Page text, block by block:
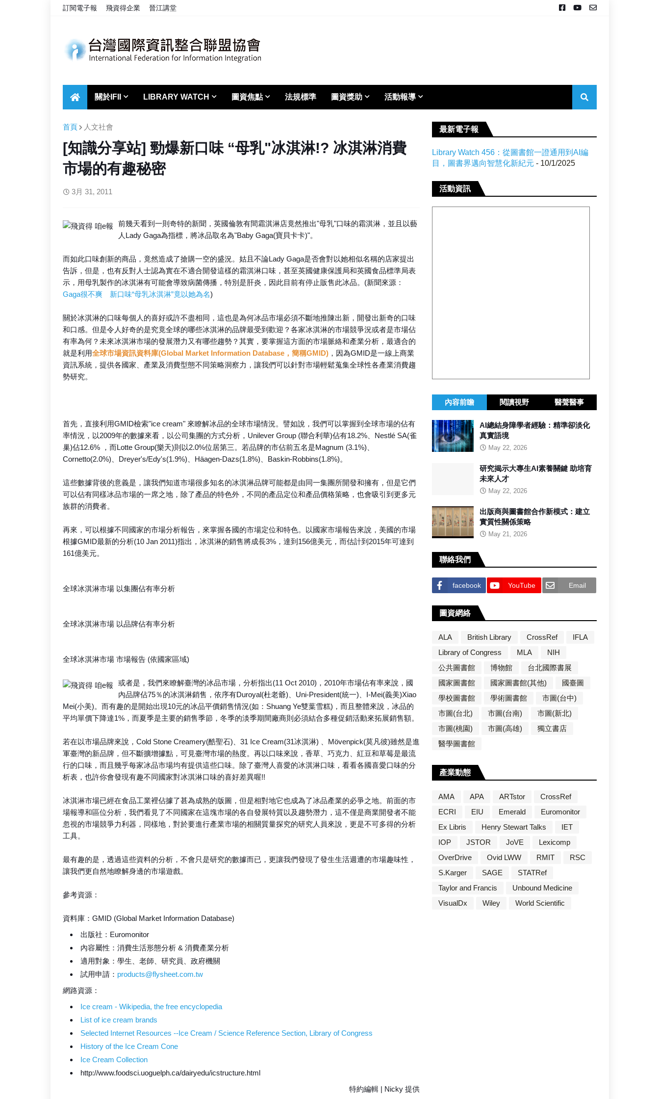
訂閱電子報 飛資得企業 晉江講堂
關於IFII LIBRARY WATCH 圖資焦點 法規標準 圖資獎助 活動報導
首頁 人文社會
[知識分享站] 勁爆新口味 “母乳"冰淇淋!? 冰淇淋消費
市場的有趣秘密
3月 31, 2011
前幾天看到一則奇特的新聞，英國倫敦有間霜淇淋店竟然推出"母乳"口味的霜淇淋，並且以藝
人Lady Gaga為指標，將冰品取名為"Baby Gaga(寶貝卡卡)"。
而如此口味創新的商品，竟然造成了搶購一空的盛況。姑且不論Lady Gaga是否會對以她相似名稱的店家提出
告訴，但是，也有反對人士認為實在不適合開發這樣的霜淇淋口味，甚至英國健康保護局和英國食品標準局表
示，用母乳製作的冰淇淋有可能會導致病菌傳播，特別是肝炎，因此目前有停止販售此冰品。(新聞來源：
Gaga很不爽 新口味“母乳冰淇淋”竟以她為名)
關於冰淇淋的口味每個人的喜好或許不盡相同，這也是為何冰品市場必須不斷地推陳出新，開發出新奇的口味
和口感。但是令人好奇的是究竟全球的哪些冰淇淋的品牌最受到歡迎？各家冰淇淋的市場競爭況或者是市場佔
有率為何？未來冰淇淋市場的發展潛力又有哪些趨勢？其實，要掌握這方面的市場脈絡和產業分析，最適合的
就是利用全球市場資訊資料庫(Global Market Information Database，簡稱GMID)，因為GMID是一線上商業
資訊系統，提供各國家、產業及消費型態不同策略洞察力，讓我們可以針對市場輕鬆蒐集全球性各產業消費趨
勢研究。
首先，直接利用GMID檢索"ice cream" 來瞭解冰品的全球市場情況。譬如說，我們可以掌握到全球市場的佔有
率情況，以2009年的數據來看，以公司集團的方式分析，Unilever Group (聯合利華)佔有18.2%、Nestlé SA(雀
巢)佔12.6% ，而Lotte Group(樂天)則以2.0%位居第三。若品牌的市佔前五名是Magnum (3.1%)、
Cornetto(2.0%)、Dreyer's/Edy's(1.9%)、Häagen-Dazs(1.8%)、Baskin-Robbins(1.8%)。
這些數據背後的意義是，讓我們知道市場很多知名的冰淇淋品牌可能都是由同一集團所開發和擁有，但是它們
可以佔有同樣冰品市場的一席之地，除了產品的特色外，不同的產品定位和產品價格策略，也會吸引到更多元
族群的消費者。
再來，可以根據不同國家的市場分析報告，來掌握各國的市場定位和特色。以國家市場報告來說，美國的市場
根據GMID最新的分析(10 Jan 2011)指出，冰淇淋的銷售將成長3%，達到156億美元，而估計到2015年可達到
161億美元。
全球冰淇淋市場 以集團佔有率分析
全球冰淇淋市場 以品牌佔有率分析
全球冰淇淋市場 市場報告 (依國家區域)
或者是，我們來瞭解臺灣的冰品市場，分析指出(11 Oct 2010)，2010年市場佔有率來說，國
內品牌佔75％的冰淇淋銷售，依序有Duroyal(杜老爺)、Uni-President(統一)、I-Mei(義美)Xiao
Mei(小美)。而有趣的是開始出現10元的冰品平價銷售情況(如：Shuang Ye雙葉雪糕)，而且整體來說，冰品的
平均單價下降達1%，而夏季是主要的銷售季節，冬季的淡季期間廠商則必須結合多種促銷活動來拓展銷售額。
若在以市場品牌來說，Cold Stone Creamery(酷聖石)、31 Ice Cream(31冰淇淋) 、Mövenpick(莫凡彼)雖然是進
軍臺灣的新品牌，但不斷擴增據點，可見臺灣市場的熱度。再以口味來說，香草、巧克力、紅豆和草莓是最流
行的口味，而且幾乎每家冰品市場均有提供這些口味。除了臺灣人喜愛的冰淇淋口味，看看各國喜愛口味的分
析表，也許你會發現有趣不同國家對冰淇淋口味的喜好差異喔!!
冰淇淋市場已經在食品工業裡佔據了甚為成熟的版圖，但是相對地它也成為了冰品產業的必爭之地。前面的市
場報導和區位分析，我們看見了不同國家在這塊市場的各自發展特質以及趨勢潛力，這不僅是商業開發者不能
忽視的市場競爭力利器，同樣地，對於要進行產業市場的相關質量探究的研究人員來說，更是不可多得的分析
工具。
最有趣的是，透過這些資料的分析，不會只是研究的數據而已，更讓我們發現了發生生活週遭的市場趣味性，
讓我們更自然地瞭解身邊的市場遊戲。
參考資源：
資料庫：GMID (Global Market Information Database)
出版社：Euromonitor
內容屬性：消費生活形態分析 & 消費產業分析
適用對象：學生、老師、研究員、政府機關
試用申請： products@flysheet.com.tw
網路資源：
Ice cream - Wikipedia, the free encyclopedia
List of ice cream brands
Selected Internet Resources --Ice Cream / Science Reference Section, Library of Congress
History of the Ice Cream Cone
Ice Cream Collection
http://www.foodsci.uoguelph.ca/dairyedu/icstructure.html
特約編輯 | Nicky 提供
最新電子報
Library Watch 456：從圖書館一證通用到AI編
目，圖書界邁向智慧化新紀元 - 10/1/2025
活動資訊
內容前瞻 閱讀視野 醫聲醫事
AI總結身障學者經驗：精準卻淡化
真實語境
May 22, 2026
研究揭示大專生AI素養關鍵 助培育
未來人才
May 22, 2026
出版商與圖書館合作新模式：建立
實質性關係策略
May 21, 2026
聯絡我們
facebook YouTube Email
圖資網絡
ALA British Library CrossRef
IFLA
Library of Congress
MLA
NIH
公共圖書館
博物館
台北國際書展
國家圖書館
國家圖書館(其他)
國臺圖
學校圖書館
學術圖書館
市圖(台中)
市圖(台北)
市圖(台南)
市圖(新北)
市圖(桃園)
市圖(高雄)
獨立書店
醫學圖書館
產業動態
AMA APA ARTstor
CrossRef
ECRI
EIU Emerald
Euromonitor
Ex Libris
Henry Stewart Talks
IET
IOP
JSTOR JoVE
Lexicomp
OverDrive
Ovid LWW RMIT
RSC
S.Karger
SAGE
STATRef
Taylor and Francis
Unbound Medicine
VisualDx
Wiley World Scientific